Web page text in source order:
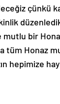
çünkü
bir
tüm Honaz
hepimize